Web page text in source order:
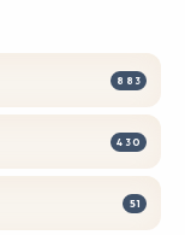
883
430
51